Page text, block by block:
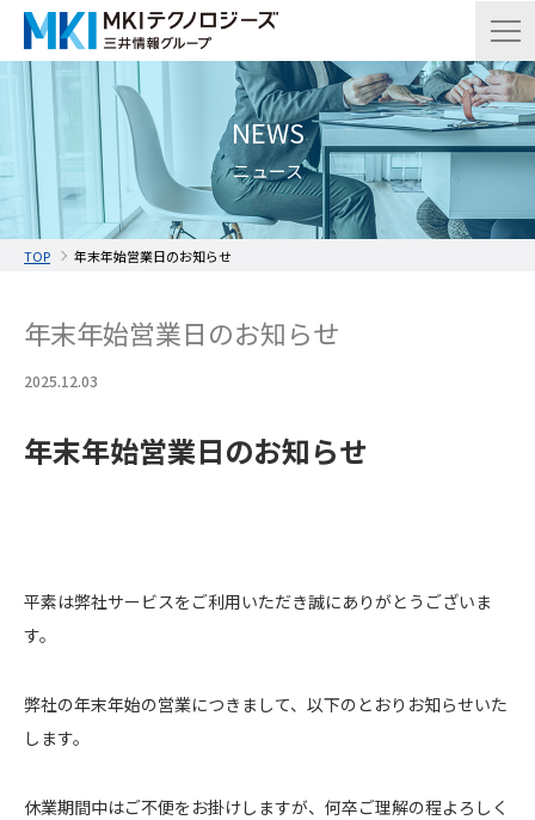
NEWS
ニュース
TOP 年末年始営業日のお知らせ
年末年始営業日のお知らせ
2025.12.03
年末年始営業日のお知らせ
平素は弊社サービスをご利用いただき誠にありがとうございま
す。
弊社の年末年始の営業につきまして、以下のとおりお知らせいた
します。
休業期間中はご不便をお掛けしますが、何卒ご理解の程よろしく